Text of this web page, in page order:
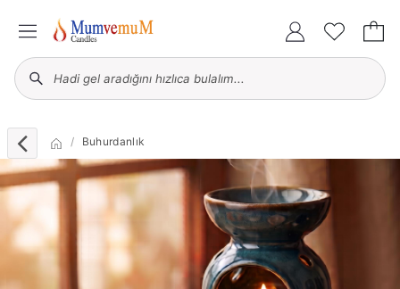
Buhurdanlık